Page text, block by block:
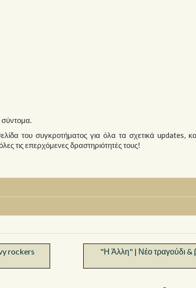
σύντομα.
του συγκροτήματος για όλα τα σχετικά updates,
τις επερχόμενες δραστηριότητές τους!
rockers
"Η Άλλη" | Νέο τραγούδι &